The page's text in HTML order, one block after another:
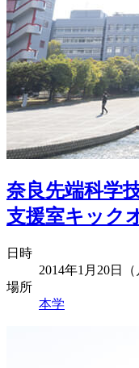
奈良先端科学
支援室キック
日時
2014年1月20日（
場所
本学